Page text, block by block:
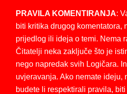
PRAVILA KOMENTIRANJA:
biti kritika drugog komentatora,
prijedlog ili ideja o temi. Nema
Čitatelji neka zaključe što je
nego napredak svih Logičara.
uvjeravanja. Ako nemate ideju,
budete li respektirali pravila,